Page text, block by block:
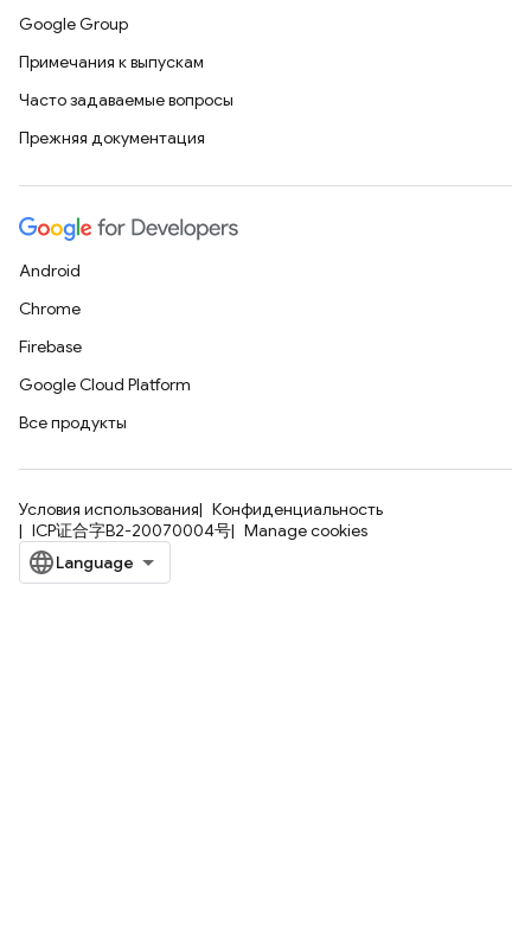
Google Group
Примечания к выпускам
Часто задаваемые вопросы
Прежняя документация
Android
Chrome
Firebase
Google Cloud Platform
Все продукты
Условия использования
Конфиденциальность
ICP证合字B2-20070004号
Manage cookies